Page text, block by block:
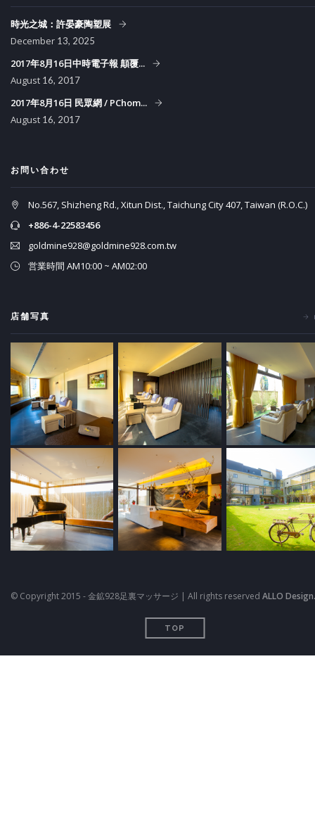
時光之城：許晏豪陶塑展
December 13, 2025
2017年8月16日中時電子報 顛覆...
August 16, 2017
2017年8月16日 民眾網 / PChom...
August 16, 2017
お問い合わせ
No.567, Shizheng Rd., Xitun Dist., Taichung City 407, Taiwan (R.O.C.)
+886-4-22583456
goldmine928@goldmine928.com.tw
営業時間 AM10:00 ~ AM02:00
店舗写真
© Copyright 2015 - 金鉱928足裏マッサージ | All rights reserved ALLO Design.
TOP